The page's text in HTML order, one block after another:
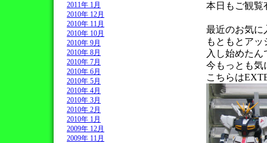
2011年 1月
2010年 12月
2010年 11月
2010年 10月
2010年 9月
2010年 8月
2010年 7月
2010年 6月
2010年 5月
2010年 4月
2010年 3月
2010年 2月
2010年 1月
2009年 12月
2009年 11月
本日もご観覧
最近のお気に
もともとア
入し始めたん
今もっとも気
こちらは